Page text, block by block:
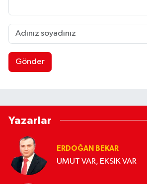
Gönder
Yazarlar
ERDOĞAN BEKAR
UMUT VAR, EKSİK VAR